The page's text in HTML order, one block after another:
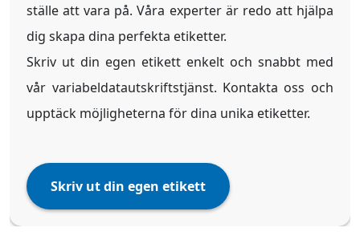
ställe att vara på. Våra experter är redo att hjälpa
dig skapa dina perfekta etiketter.
Skriv ut din egen etikett enkelt och snabbt med
vår variabeldatautskriftstjänst. Kontakta oss och
upptäck möjligheterna för dina unika etiketter.
Skriv ut din egen etikett